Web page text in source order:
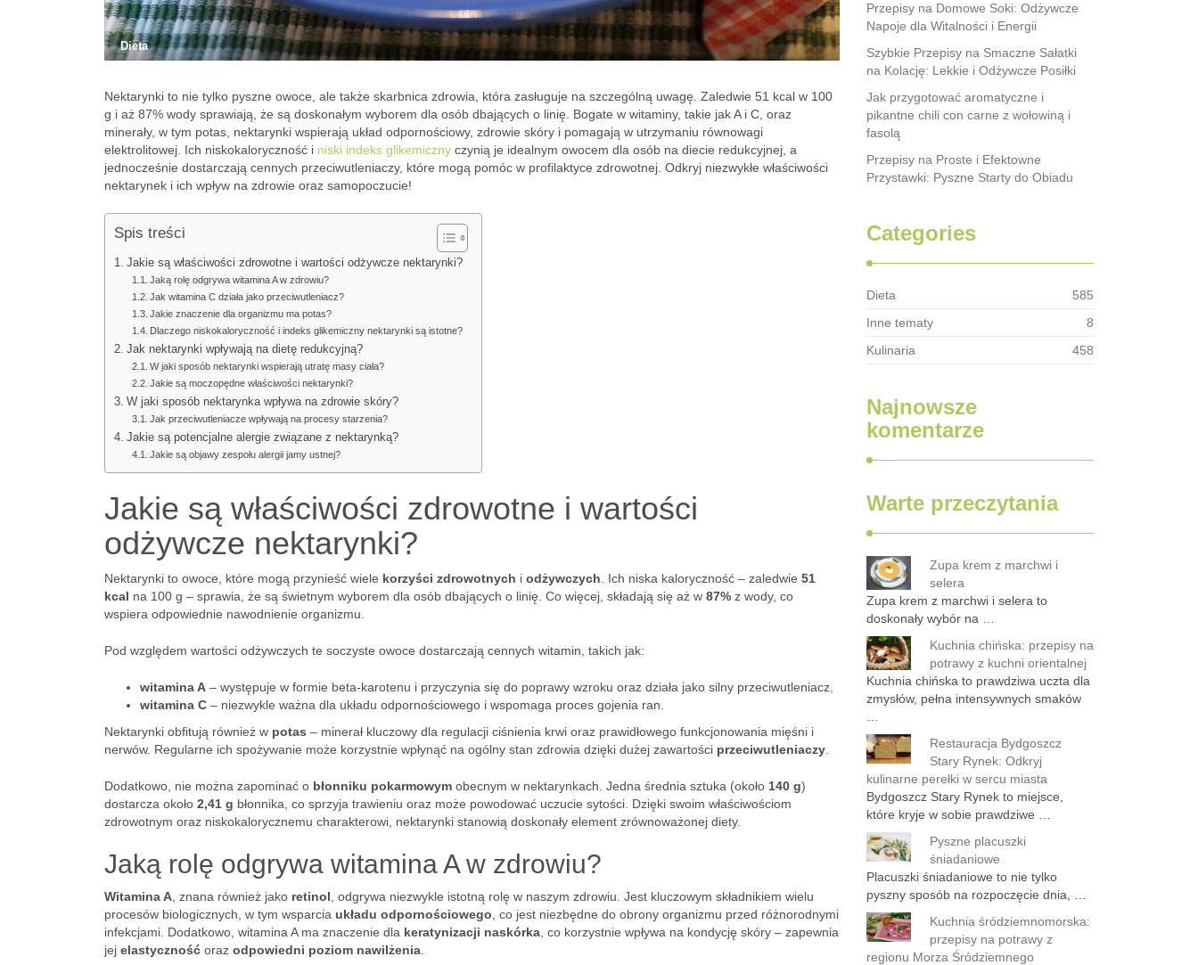
Dieta
Nektarynki to nie tylko pyszne owoce, ale także skarbnica zdrowia, która zasługuje na szczególną uwagę. Zaledwie 51 kcal w 100
g i aż 87% wody sprawiają, że są doskonałym wyborem dla osób dbających o linię. Bogate w witaminy, takie jak A i C, oraz
minerały, w tym potas, nektarynki wspierają układ odpornościowy, zdrowie skóry i pomagają w utrzymaniu równowagi
elektrolitowej. Ich niskokaloryczność i niski indeks glikemiczny czynią je idealnym owocem dla osób na diecie redukcyjnej, a
jednocześnie dostarczają cennych przeciwutleniaczy, które mogą pomóc w profilaktyce zdrowotnej. Odkryj niezwykłe właściwości
nektarynek i ich wpływ na zdrowie oraz samopoczucie!
Spis treści
Jakie są właściwości zdrowotne i wartości odżywcze nektarynki?
Jaką rolę odgrywa witamina A w zdrowiu?
Jak witamina C działa jako przeciwutleniacz?
Jakie znaczenie dla organizmu ma potas?
Dlaczego niskokaloryczność i indeks glikemiczny nektarynki są istotne?
Jak nektarynki wpływają na dietę redukcyjną?
W jaki sposób nektarynki wspierają utratę masy ciała?
Jakie są moczopędne właściwości nektarynki?
W jaki sposób nektarynka wpływa na zdrowie skóry?
Jak przeciwutleniacze wpływają na procesy starzenia?
Jakie są potencjalne alergie związane z nektarynką?
Jakie są objawy zespołu alergii jamy ustnej?
Jakie są właściwości zdrowotne i wartości
odżywcze nektarynki?
Nektarynki to owoce, które mogą przynieść wiele korzyści zdrowotnych i odżywczych . Ich niska kaloryczność – zaledwie 51
kcal na 100 g – sprawia, że są świetnym wyborem dla osób dbających o linię. Co więcej, składają się aż w 87% z wody, co
wspiera odpowiednie nawodnienie organizmu.
Pod względem wartości odżywczych te soczyste owoce dostarczają cennych witamin, takich jak:
witamina A – występuje w formie beta-karotenu i przyczynia się do poprawy wzroku oraz działa jako silny przeciwutleniacz,
witamina C – niezwykle ważna dla układu odpornościowego i wspomaga proces gojenia ran.
Nektarynki obfitują również w potas – minerał kluczowy dla regulacji ciśnienia krwi oraz prawidłowego funkcjonowania mięśni i
nerwów. Regularne ich spożywanie może korzystnie wpłynąć na ogólny stan zdrowia dzięki dużej zawartości przeciwutleniaczy
Dodatkowo, nie można zapominać o błonniku pokarmowym obecnym w nektarynkach. Jedna średnia sztuka (około 140 g)
dostarcza około 2,41 g błonnika, co sprzyja trawieniu oraz może powodować uczucie sytości. Dzięki swoim właściwościom
zdrowotnym oraz niskokalorycznemu charakterowi, nektarynki stanowią doskonały element zrównoważonej diety.
Jaką rolę odgrywa witamina A w zdrowiu?
Witamina A , znana również jako retinol , odgrywa niezwykle istotną rolę w naszym zdrowiu. Jest kluczowym składnikiem wielu
procesów biologicznych, w tym wsparcia układu odpornościowego , co jest niezbędne do obrony organizmu przed różnorodnymi
infekcjami. Dodatkowo, witamina A ma znaczenie dla keratynizacji naskórka , co korzystnie wpływa na kondycję skóry – zapewnia
jej elastyczność oraz odpowiedni poziom nawilżenia
Przepisy na Domowe Soki: Odżywcze
Napoje dla Witalności i Energii
Szybkie Przepisy na Smaczne Sałatki
na Kolację: Lekkie i Odżywcze Posiłki
Jak przygotować aromatyczne i
pikantne chili con carne z wołowiną i
fasolą
Przepisy na Proste i Efektowne
Przystawki: Pyszne Starty do Obiadu
Categories
Dieta
585
Inne tematy
8
Kulinaria
458
Najnowsze
komentarze
Warte przeczytania
Zupa krem z marchwi i
selera
Zupa krem z marchwi i selera to
doskonały wybór na …
Kuchnia chińska: przepisy na
potrawy z kuchni orientalnej
Kuchnia chińska to prawdziwa uczta dla
zmysłów, pełna intensywnych smaków
Restauracja Bydgoszcz
Stary Rynek: Odkryj
kulinarne perełki w sercu miasta
Bydgoszcz Stary Rynek to miejsce,
które kryje w sobie prawdziwe …
Pyszne placuszki
śniadaniowe
Placuszki śniadaniowe to nie tylko
pyszny sposób na rozpoczęcie dnia, …
Kuchnia śródziemnomorska:
przepisy na potrawy z
regionu Morza Śródziemnego